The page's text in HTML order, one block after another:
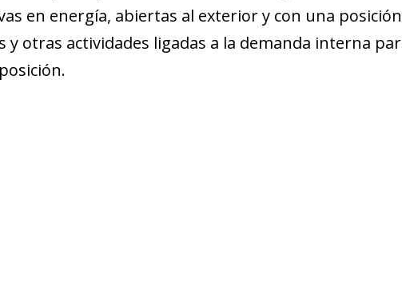
en energía, abiertas al exterior y con una
y otras actividades ligadas a la demanda interna